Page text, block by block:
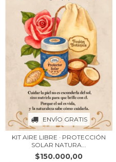
ENVÍO GRATIS
KIT AIRE LIBRE · PROTECCIÓN
SOLAR NATURA...
$150.000,00